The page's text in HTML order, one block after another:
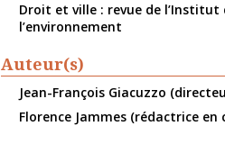
Droit et ville : revue de
l’environnement
Auteur(s)
Jean-François Giacuzzo
Florence Jammes (rédactrice en